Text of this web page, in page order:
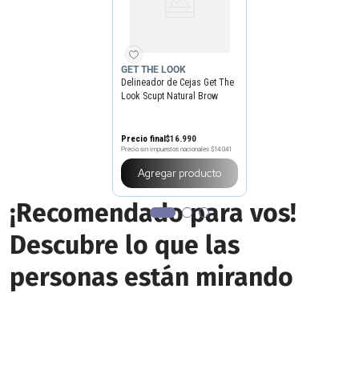
GET THE LOOK
Delineador de Cejas Get The
Look Scupt Natural Brow
Precio final$16.990
Precio sin impuestos nacionales $14.041
Agregar producto
¡Recomendado para vos!
Descubre lo que las
personas están mirando